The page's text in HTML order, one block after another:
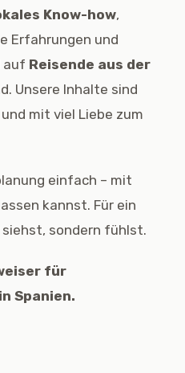
Know-how,
Erfahrungen und
auf Reisende aus der
Unsere Inhalte sind
mit viel Liebe zum
einfach – mit
kannst. Für ein
siehst, sondern fühlst.
für
Spanien.